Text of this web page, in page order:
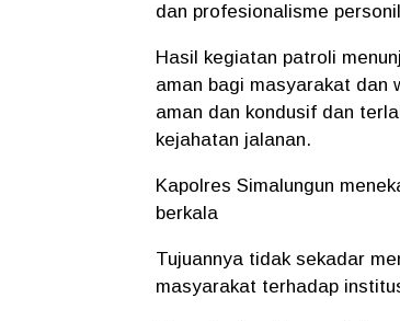
dan profesionalisme
Hasil kegiatan patroli
aman bagi masyarakat dan
aman dan kondusif dan
kejahatan jalanan.
Kapolres Simalungun
berkala
Tujuannya tidak sekadar
masyarakat terhadap